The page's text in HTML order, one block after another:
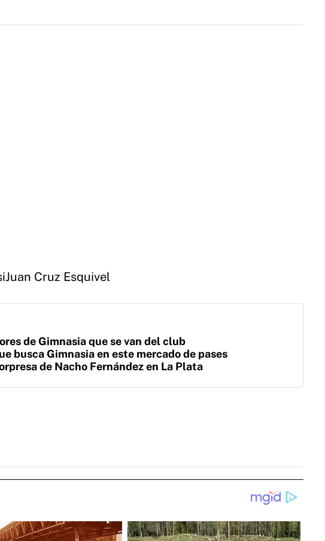
Juan Cruz Esquivel
de Gimnasia que se van del club
busca Gimnasia en este mercado de pases
de Nacho Fernández en La Plata